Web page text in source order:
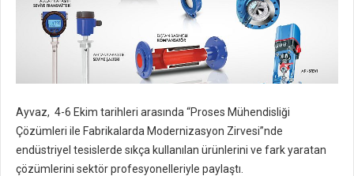
Ayvaz, 4-6 Ekim tarihleri arasında “Proses Mühendisliği
Çözümleri ile Fabrikalarda Modernizasyon Zirvesi”nde
endüstriyel tesislerde sıkça kullanılan ürünlerini ve fark yaratan
çözümlerini sektör profesyonelleriyle paylaştı.